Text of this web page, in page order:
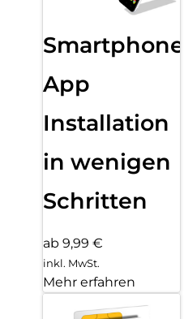
Smartphone
App
Installation
in wenigen
Schritten
ab 9,99 €
inkl. MwSt.
Mehr erfahren